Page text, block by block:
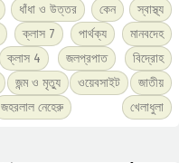
ধাঁধা ও উত্তর কেন
স্বাস্থ্য
ক্লাস 7 পার্থক্য
মানবদেহ
ক্লাস 4 জলপ্রপাত
বিদ্রোহ
জন্ম ও মৃত্যু ওয়েবসাইট
জাতীয়
জহরলাল নেহেরু খেলাধুলা